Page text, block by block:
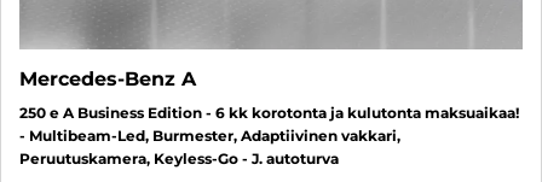
Mercedes-Benz A
250 e A Business Edition - 6 kk korotonta ja kulutonta maksuaikaa!
- Multibeam-Led, Burmester, Adaptiivinen vakkari,
Peruutuskamera, Keyless-Go - J. autoturva